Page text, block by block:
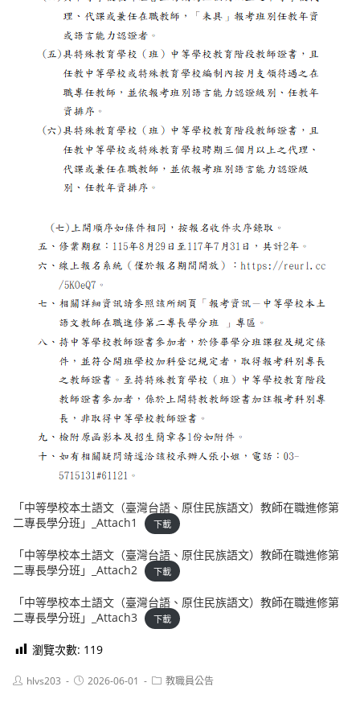
「中等學校本土語文（臺灣台語、原住民族語文）教師在職進修第
二專長學分班」_Attach1
下載
「中等學校本土語文（臺灣台語、原住民族語文）教師在職進修第
二專長學分班」_Attach2
下載
「中等學校本土語文（臺灣台語、原住民族語文）教師在職進修第
二專長學分班」_Attach3
下載
瀏覽次數: 119
Posthlvs203
Post2026-06-01
Post教職員公告